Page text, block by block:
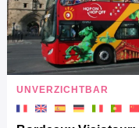
UNVERZICHTBAR